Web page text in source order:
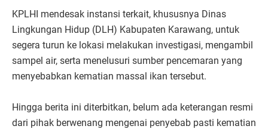
KPLHI mendesak instansi terkait, khususnya Dinas
Lingkungan Hidup (DLH) Kabupaten Karawang, untuk
segera turun ke lokasi melakukan investigasi, mengambil
sampel air, serta menelusuri sumber pencemaran yang
menyebabkan kematian massal ikan tersebut.
Hingga berita ini diterbitkan, belum ada keterangan resmi
dari pihak berwenang mengenai penyebab pasti kematian